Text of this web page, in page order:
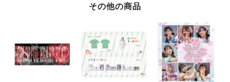
その他の商品